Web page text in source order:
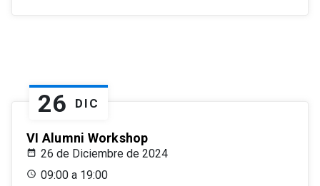
26 DIC
VI Alumni Workshop
26 de Diciembre de 2024
09:00 a 19:00